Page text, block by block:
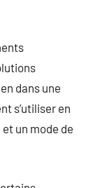
dans une
s’utiliser en
un mode de